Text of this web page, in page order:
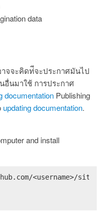
data
จจะคิดท่ีจะประกาศมันไป
อื่นมาใช้ การประกาศ
documentation Publishing
updating documentation.
and install
<username>/